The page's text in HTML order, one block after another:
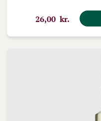
26,00 kr.